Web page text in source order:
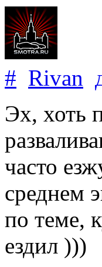
# Rivan
Эх, хоть
часто
среднем
по теме,
ездил )))